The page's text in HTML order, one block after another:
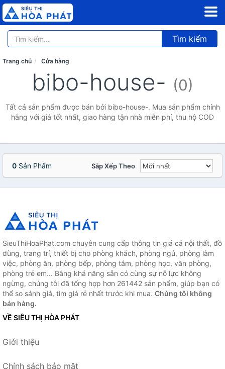
Tìm kiếm
Trang chủ Cửa hàng
bibo-house- (0)
Tất cả sản phẩm được bán bởi bibo-house-. Mua sản phẩm chính
hãng với giá tốt nhất, giao hàng tận nhà miễn phí, thu hộ COD
0 Sản Phẩm Sắp Xếp Theo
SieuThiHoaPhat.com chuyên cung cấp thông tin giá cả nội thất, đồ
dùng, trang trí, thiết bị cho phòng khách, phòng ngủ, phòng làm
việc, phòng ăn, phòng bếp, phòng tắm, phòng học, văn phòng,
phòng trẻ em... Bằng khả năng sẵn có cùng sự nỗ lực không
ngừng, chúng tôi đã tổng hợp hơn 261442 sản phẩm, giúp bạn có
thể so sánh giá, tìm giá rẻ nhất trước khi mua. Chúng tôi không
bán hàng.
VỀ SIÊU THỊ HÒA PHÁT
Giới thiệu
Chính sách bảo mật